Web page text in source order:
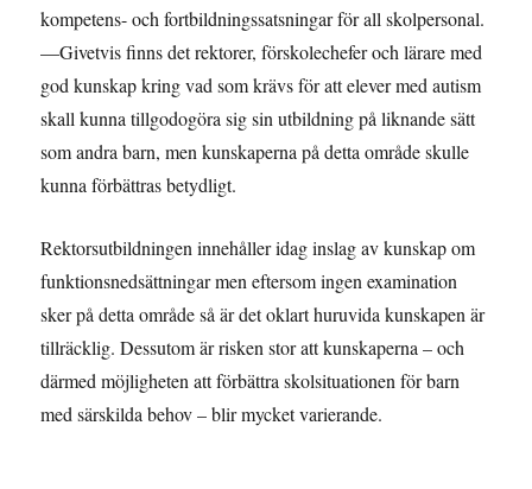
kompetens- och fortbildningssatsningar för all skolpersonal.
—Givetvis finns det rektorer, förskolechefer och lärare med
god kunskap kring vad som krävs för att elever med autism
skall kunna tillgodogöra sig sin utbildning på liknande sätt
som andra barn, men kunskaperna på detta område skulle
kunna förbättras betydligt.
Rektorsutbildningen innehåller idag inslag av kunskap om
funktionsnedsättningar men eftersom ingen examination
sker på detta område så är det oklart huruvida kunskapen är
tillräcklig. Dessutom är risken stor att kunskaperna – och
därmed möjligheten att förbättra skolsituationen för barn
med särskilda behov – blir mycket varierande.